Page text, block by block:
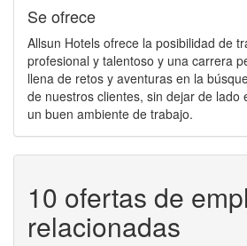
Se ofrece
Allsun Hotels ofrece la posibilidad de
profesional y talentoso y una carrera
llena de retos y aventuras en la
de nuestros clientes, sin dejar de lado
un buen ambiente de trabajo.
10 ofertas de
relacionadas